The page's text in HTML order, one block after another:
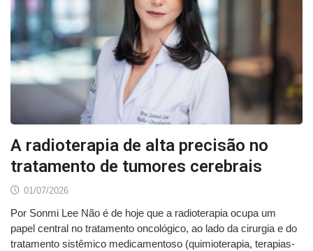
A radioterapia de alta precisão no
tratamento de tumores cerebrais
01/07/2026
Por Sonmi Lee Não é de hoje que a radioterapia ocupa um
papel central no tratamento oncológico, ao lado da cirurgia e do
tratamento sistêmico medicamentoso (quimioterapia, terapias-